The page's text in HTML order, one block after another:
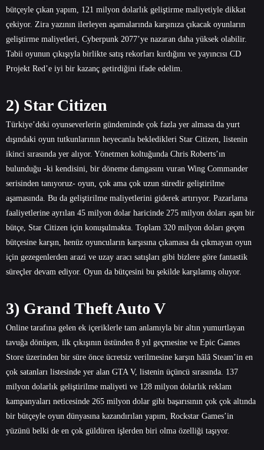
bütçeyle çıkan yapım, 121 milyon dolarlık geliştirme maliyetiyle dikkat
çekiyor. Zira yazının ilerleyen aşamalarında karşınıza çıkacak oyunların
geliştirme maliyetleri, Cyberpunk 2077’ye nazaran daha yüksek olabilir.
Tabii oyunun çıkışıyla birlikte satış rekorları kırdığını ve yayıncısı CD
Projekt Red’e iyi bir kazanç getirdiğini ifade edelim.
2) Star Citizen
Türkiye’deki oyunseverlerin gündeminde çok fazla yer almasa da yurt
dışındaki oyun tutkunlarının heyecanla bekledikleri Star Citizen, listenin
ikinci sırasında yer alıyor. Yönetmen koltuğunda Chris Roberts’ın
bulunduğu -ki kendisini, bir döneme damgasını vuran Wing Commander
serisinden tanıyoruz- oyun, çok ama çok uzun süredir geliştirilme
aşamasında. Bu da geliştirilme maliyetlerini giderek artırıyor. Pazarlama
faaliyetlerine ayrılan 45 milyon dolar haricinde 275 milyon doları aşan bir
bütçe, Star Citizen için konuşulmakta. Toplam 320 milyon doları geçen
bütçesine karşın, henüz oyuncuların karşısına çıkamasa da çıkmayan oyun
için gezegenlerden arazi ve uzay aracı satışları gibi bizlere göre fantastik
süreçler devam ediyor. Oyun da bütçesini bu şekilde karşılamış oluyor.
3) Grand Theft Auto V
Online tarafına gelen ek içeriklerle tam anlamıyla bir altın yumurtlayan
tavuğa dönüşen, ilk çıkışının üstünden 8 yıl geçmesine ve Epic Games
Store üzerinden bir süre önce ücretsiz verilmesine karşın hâlâ Steam’in en
çok satanları listesinde yer alan GTA V, listenin üçüncü sırasında. 137
milyon dolarlık geliştirilme maliyeti ve 128 milyon dolarlık reklam
kampanyaları neticesinde 265 milyon dolar gibi başarısının çok çok altında
bir bütçeyle oyun dünyasına kazandırılan yapım, Rockstar Games’in
yüzünü belki de en çok güldüren işlerden biri olma özelliği taşıyor.